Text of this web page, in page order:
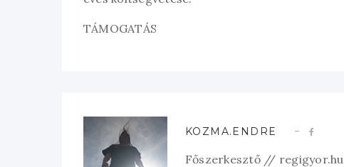
TÁMOGATÁS
KOZMA.ENDRE
Főszerkesztő // regigyor.hu